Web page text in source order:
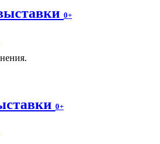
0+
0+